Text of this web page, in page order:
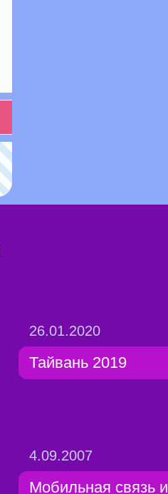
26.01.2020
Тайвань 2019
4.09.2007
Мобильная связь и